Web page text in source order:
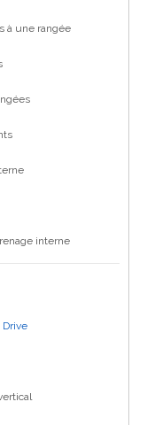
à une rangée
interne
Drive